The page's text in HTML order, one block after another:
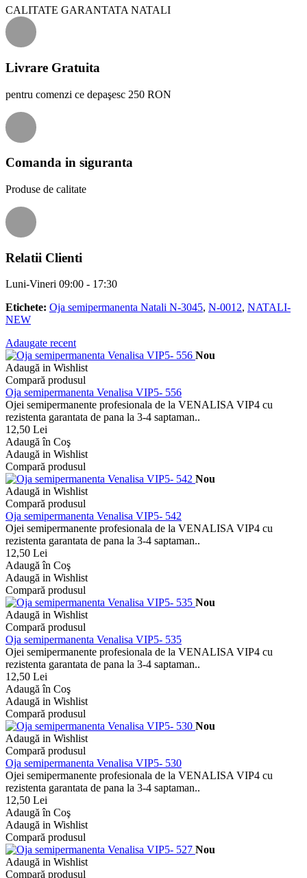
CALITATE GARANTATA NATALI
Livrare Gratuita
pentru comenzi ce depaşesc 250 RON
Comanda in siguranta
Produse de calitate
Relatii Clienti
Luni-Vineri 09:00 - 17:30
Etichete: Oja semipermanenta Natali N-3045, N-0012, NATALI-
NEW
Adaugate recent
Nou
Adaugă in Wishlist
Compară produsul
Oja semipermanenta Venalisa VIP5- 556
Ojei semipermanente profesionala de la VENALISA VIP4 cu
rezistenta garantata de pana la 3-4 saptaman..
12,50 Lei
Adaugă în Coş
Adaugă in Wishlist
Compară produsul
Nou
Adaugă in Wishlist
Compară produsul
Oja semipermanenta Venalisa VIP5- 542
Ojei semipermanente profesionala de la VENALISA VIP4 cu
rezistenta garantata de pana la 3-4 saptaman..
12,50 Lei
Adaugă în Coş
Adaugă in Wishlist
Compară produsul
Nou
Adaugă in Wishlist
Compară produsul
Oja semipermanenta Venalisa VIP5- 535
Ojei semipermanente profesionala de la VENALISA VIP4 cu
rezistenta garantata de pana la 3-4 saptaman..
12,50 Lei
Adaugă în Coş
Adaugă in Wishlist
Compară produsul
Nou
Adaugă in Wishlist
Compară produsul
Oja semipermanenta Venalisa VIP5- 530
Ojei semipermanente profesionala de la VENALISA VIP4 cu
rezistenta garantata de pana la 3-4 saptaman..
12,50 Lei
Adaugă în Coş
Adaugă in Wishlist
Compară produsul
Nou
Adaugă in Wishlist
Compară produsul